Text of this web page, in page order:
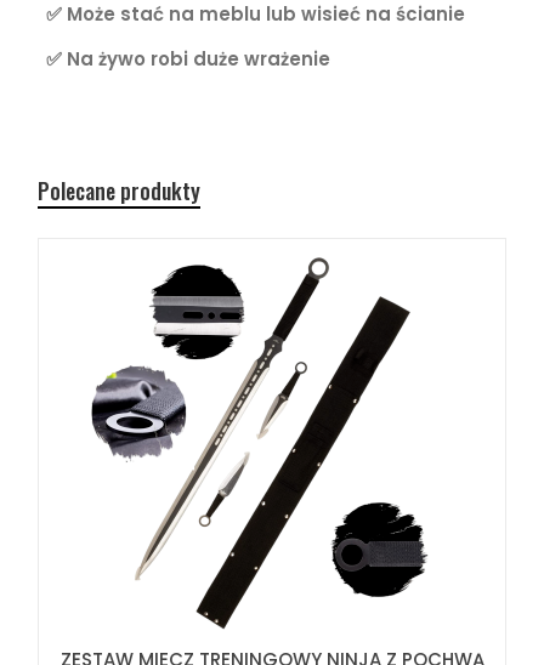
✅ Może stać na meblu lub wisieć na ścianie
✅ Na żywo robi duże wrażenie
Polecane produkty
ZESTAW MIECZ TRENINGOWY NINJA Z POCHWĄ